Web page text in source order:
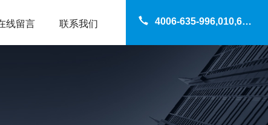
4006-635-996,010,69200960
线留言 联系我们